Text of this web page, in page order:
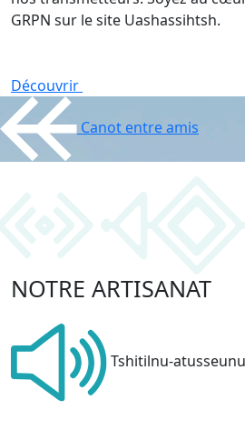
GRPN sur le site Uashassihtsh.
Découvrir
Canot entre amis
NOTRE ARTISANAT
Tshitilnu-atusseunu